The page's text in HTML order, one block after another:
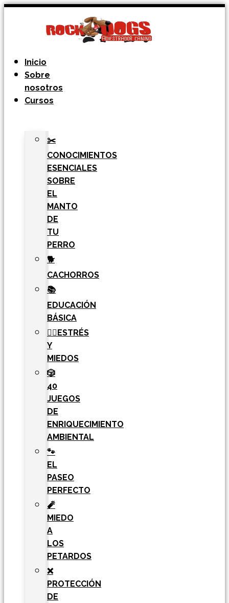
Ir
contenido
Inicio
Sobre
nosotros
Cursos
✂️
CONOCIMIENTOS
ESENCIALES
SOBRE
EL
MANTO
DE
TU
PERRO
🐕
CACHORROS
📚
EDUCACIÓN
BÁSICA
🧘‍♀️ESTRÉS
Y
MIEDOS
🎲
40
JUEGOS
DE
ENRIQUECIMIENTO
AMBIENTAL
🐾
EL
PASEO
PERFECTO
🧨
MIEDO
A
LOS
PETARDOS
❌
PROTECCIÓN
DE